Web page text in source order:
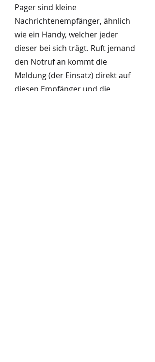
Pager sind kleine
Nachrichtenempfänger, ähnlich
wie ein Handy, welcher jeder
dieser bei sich trägt. Ruft jemand
den Notruf an kommt die
Meldung (der Einsatz) direkt auf
diesen Empfänger und die